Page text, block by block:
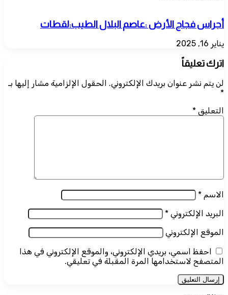
أجراس فجاج الأرض :عاصم البلال الطيب:لقطات
يناير 16, 2025
اترك تعليقاً
لن يتم نشر عنوان بريدك الإلكتروني. الحقول الإلزامية مشار إليها بـ
*
التعليق *
الاسم *
البريد الإلكتروني *
الموقع الإلكتروني
احفظ اسمي، بريدي الإلكتروني، والموقع الإلكتروني في هذا
المتصفح لاستخدامها المرة المقبلة في تعليقي.